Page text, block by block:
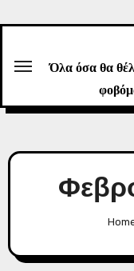
Όλα όσα θα